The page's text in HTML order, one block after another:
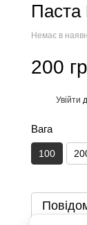
Немає в
200
Увійти
Вага
100